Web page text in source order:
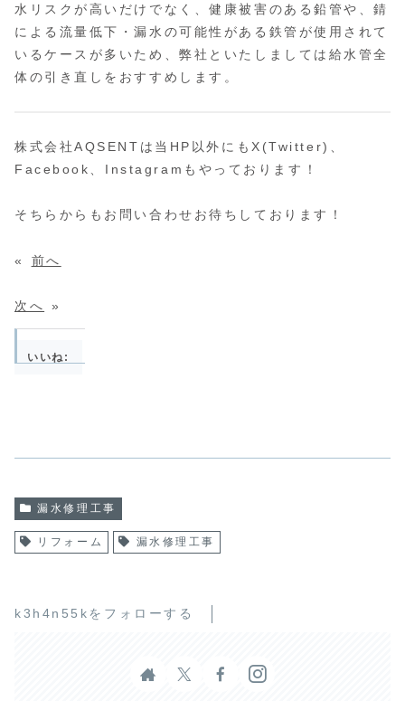
水リスクが高いだけでなく、健康被害のある鉛管や、錆
による流量低下・漏水の可能性がある鉄管が使用されて
いるケースが多いため、弊社といたしましては給水管全
体の引き直しをおすすめします。
株式会社AQSENTは当HP以外にもX(Twitter)、
Facebook、Instagramもやっております！
そちらからもお問い合わせお待ちしております！
« 前へ
次へ »
いいね:
漏水修理工事
リフォーム 漏水修理工事
k3h4n55kをフォローする